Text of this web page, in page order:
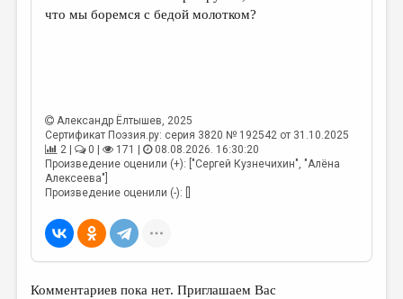
СТРАНИЦЫ ПАМЯТИ
ОБЪЯВЛЕНИЯ
КОЛОНКА РЕДАКТОРА
РЕДКОЛЛЕГИЯ
ОТ РЕДАКЦИИ
МАЛАЯ ПРОЗА
что мы боремся с бедой молотком?
Александр Ёлтышев, 2025
Сертификат Поэзия.ру: серия 3820 № 192542 от 31.10.2025
2 |
0 | 171 |
08.08.2026. 16:30:20
Произведение оценили (+): ["Сергей Кузнечихин", "Алёна
Алексеева"]
Произведение оценили (-): []
Комментариев пока нет. Приглашаем Вас